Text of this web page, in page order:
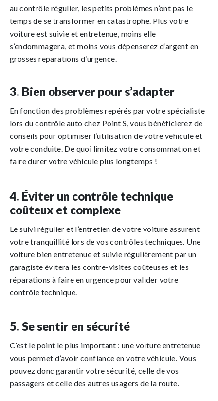
au contrôle régulier, les petits problèmes n’ont pas le
temps de se transformer en catastrophe. Plus votre
voiture est suivie et entretenue, moins elle
s’endommagera, et moins vous dépenserez d’argent en
grosses réparations d’urgence.
3. Bien observer pour s’adapter
En fonction des problèmes repérés par votre spécialiste
lors du contrôle auto chez Point S, vous bénéficierez de
conseils pour optimiser l’utilisation de votre véhicule et
votre conduite. De quoi limitez votre consommation et
faire durer votre véhicule plus longtemps !
4. Éviter un contrôle technique
coûteux et complexe
Le suivi régulier et l’entretien de votre voiture assurent
votre tranquillité lors de vos contrôles techniques. Une
voiture bien entretenue et suivie régulièrement par un
garagiste évitera les contre-visites coûteuses et les
réparations à faire en urgence pour valider votre
contrôle technique.
5. Se sentir en sécurité
C’est le point le plus important : une voiture entretenue
vous permet d’avoir confiance en votre véhicule. Vous
pouvez donc garantir votre sécurité, celle de vos
passagers et celle des autres usagers de la route.